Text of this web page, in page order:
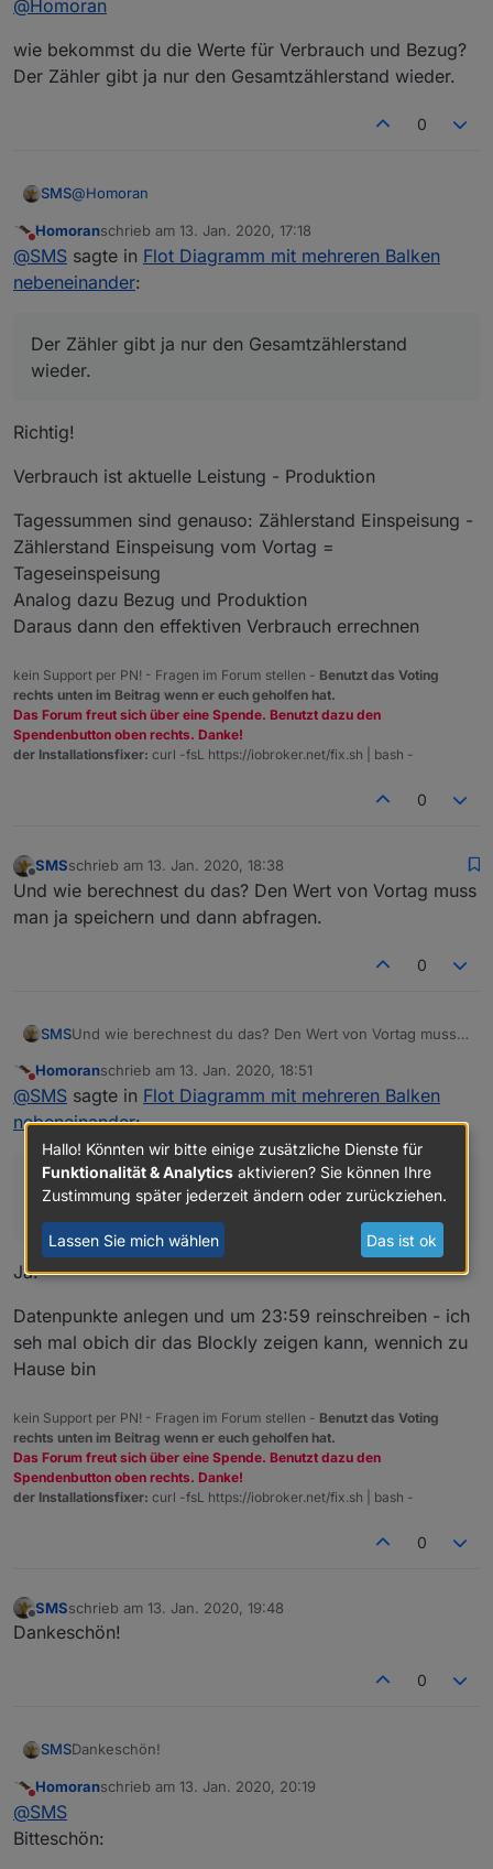
@Homoran
wie bekommst du die Werte für Verbrauch und Bezug?
Der Zähler gibt ja nur den Gesamtzählerstand wieder.
0
SMS@Homoran
wie bekommst du die Werte für Verbrauch und Bezug?
Der Zähler gibt ja nur den Gesamtzählerstand wieder.
Nicht stören
Homoranschrieb am 13. Jan. 2020, 17:18
zuletzt editiert von
@SMS sagte in Flot Diagramm mit mehreren Balken
nebeneinander:
Der Zähler gibt ja nur den Gesamtzählerstand
wieder.
Richtig!
Verbrauch ist aktuelle Leistung - Produktion
Tagessummen sind genauso: Zählerstand Einspeisung -
Zählerstand Einspeisung vom Vortag =
Tageseinspeisung
Analog dazu Bezug und Produktion
Daraus dann den effektiven Verbrauch errechnen
kein Support per PN! - Fragen im Forum stellen - Benutzt das Voting
rechts unten im Beitrag wenn er euch geholfen hat.
Das Forum freut sich über eine Spende. Benutzt dazu den
Spendenbutton oben rechts. Danke!
der Installationsfixer: curl -fsL https://iobroker.net/fix.sh | bash -
0
Offline
SMSschrieb am 13. Jan. 2020, 18:38
zuletzt editiert von
Und wie berechnest du das? Den Wert von Vortag muss
man ja speichern und dann abfragen.
0
SMSUnd wie berechnest du das? Den Wert von Vortag muss
Nicht stören
Homoranschrieb am 13. Jan. 2020, 18:51
zuletzt editiert von
@SMS sagte in Flot Diagramm mit mehreren Balken
nebeneinander:
Den Wert von Vortag muss man ja speichern und
dann abfragen.
Ja!
Datenpunkte anlegen und um 23:59 reinschreiben - ich
seh mal obich dir das Blockly zeigen kann, wennich zu
Hause bin
kein Support per PN! - Fragen im Forum stellen - Benutzt das Voting
rechts unten im Beitrag wenn er euch geholfen hat.
Das Forum freut sich über eine Spende. Benutzt dazu den
Spendenbutton oben rechts. Danke!
der Installationsfixer: curl -fsL https://iobroker.net/fix.sh | bash -
0
Offline
SMSschrieb am 13. Jan. 2020, 19:48
zuletzt editiert von
Dankeschön!
0
SMSDankeschön!
Nicht stören
Homoranschrieb am 13. Jan. 2020, 20:19
zuletzt editiert von
@SMS
Bitteschön:
Hallo! Könnten wir bitte einige zusätzliche Dienste für
Funktionalität & Analytics aktivieren? Sie können Ihre
Zustimmung später jederzeit ändern oder zurückziehen.
Lassen Sie mich wählen Das ist ok